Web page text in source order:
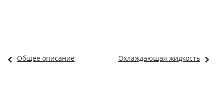
Общее описание Охлаждающая жидкость